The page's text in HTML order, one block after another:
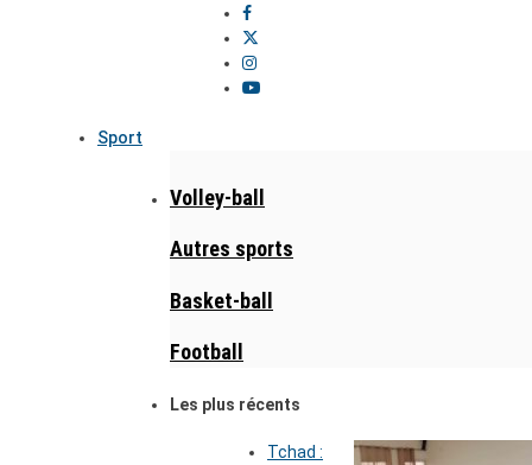
Sport
Volley-ball
Autres sports
Basket-ball
Football
Les plus récents
Tchad :